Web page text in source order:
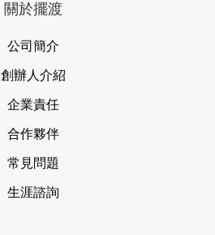
關於擺渡
公司簡介
創辦人介紹
企業責任
合作夥伴
常見問題
生涯諮詢